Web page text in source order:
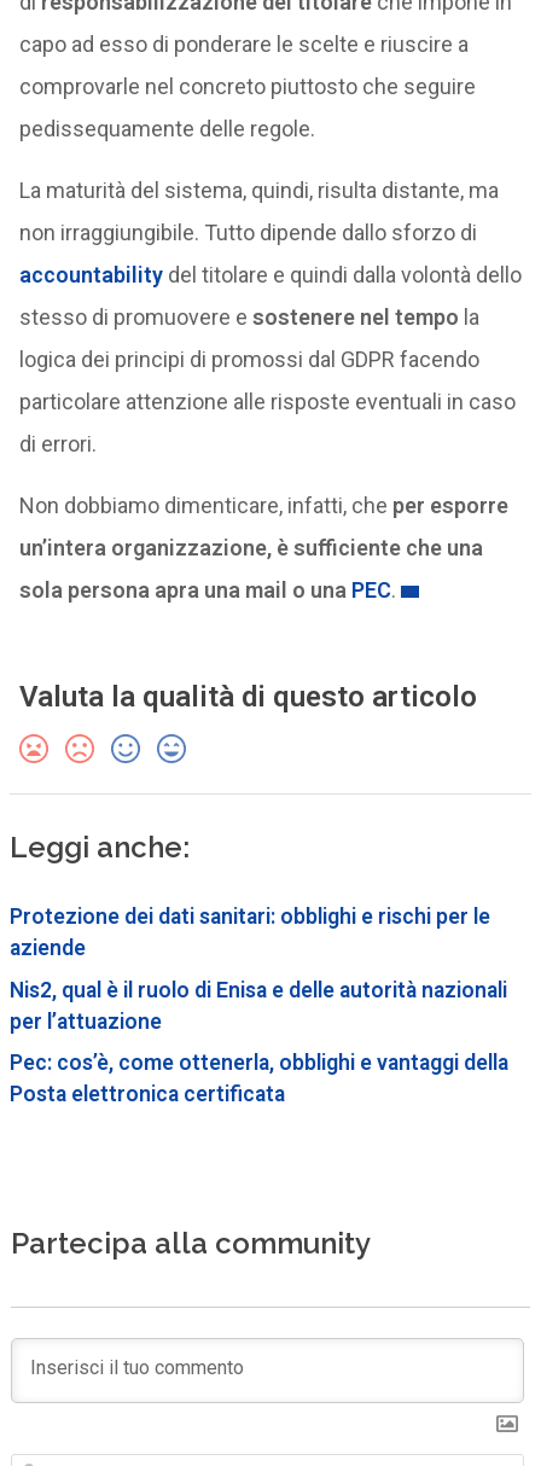
capo ad esso di ponderare le scelte e riuscire a
comprovarle nel concreto piuttosto che seguire
pedissequamente delle regole.
La maturità del sistema, quindi, risulta distante, ma
non irraggiungibile. Tutto dipende dallo sforzo di
accountability del titolare e quindi dalla volontà dello
stesso di promuovere e sostenere nel tempo la
logica dei principi di promossi dal GDPR facendo
particolare attenzione alle risposte eventuali in caso
di errori.
Non dobbiamo dimenticare, infatti, che per esporre
un’intera organizzazione, è sufficiente che una
sola persona apra una mail o una PEC.
Valuta la qualità di questo articolo
Leggi anche:
Protezione dei dati sanitari: obblighi e rischi per le
aziende
Nis2, qual è il ruolo di Enisa e delle autorità nazionali
per l’attuazione
Pec: cos’è, come ottenerla, obblighi e vantaggi della
Posta elettronica certificata
Partecipa alla community